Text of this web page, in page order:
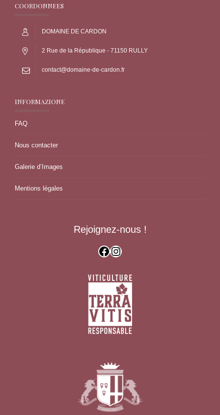
COORDONNEES
DOMAINE DE CARDON
2 Rue de la République - 71150 RULLY
contact@domaine-de-cardon.fr
INFORMAZIONE
FAQ
Nous contacter
Galerie d’Images
Mentions légales
Rejoignez-nous !
Facebook Instagram